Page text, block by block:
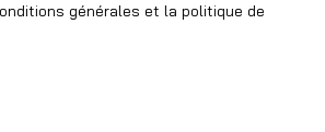
générales et la politique de